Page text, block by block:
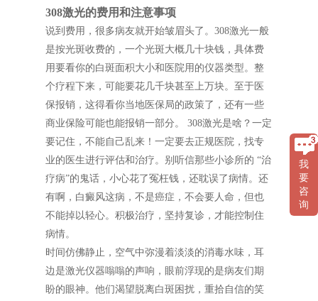
308激光的费用和注意事项
说到费用，很多病友就开始皱眉头了。308激光一般
是按光斑收费的，一个光斑大概几十块钱，具体费
用要看你的白斑面积大小和医院用的仪器类型。整
个疗程下来，可能要花几千块甚至上万块。至于医
保报销，这得看你当地医保局的政策了，还有一些
商业保险可能也能报销一部分。 308激光是啥？一定
要记住，不能自己乱来！一定要去正规医院，找专
业的医生进行评估和治疗。别听信那些小诊所的 “治
疗病”的鬼话，小心花了冤枉钱，还耽误了病情。还
有啊，白癜风这病，不是癌症，不会要人命，但也
不能掉以轻心。积极治疗，坚持复诊，才能控制住
病情。
时间仿佛静止，空气中弥漫着淡淡的消毒水味，耳
边是激光仪器嗡嗡的声响，眼前浮现的是病友们期
盼的眼神。他们渴望脱离白斑困扰，重拾自信的笑
我
要
咨
询